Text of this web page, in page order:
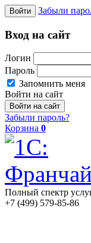
Войти Забыли
Вход на сайт
Логин
Пароль
Запомнить меня
Войти на сайт
Забыли пароль?
Корзина 0
Полный спектр
+7 (499) 579-85-86